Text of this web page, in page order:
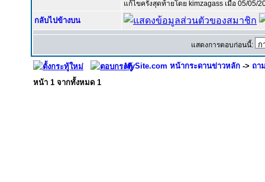
แก้ไขครั้งสุดท้ายโดย kimzagass เมื่อ 05/05/
กลับไปข้างบน
แสดงการตอบก่อนนี้:
MySite.com หน้ากระดานข่าวหลัก -> ถา
หน้า 1 จากทั้งหมด 1